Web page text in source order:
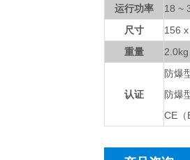
运行功率
18 ~
尺寸
156
重量
2.0kg
认证
防爆
防爆
CE（